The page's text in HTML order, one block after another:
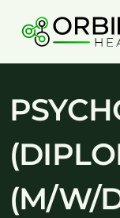
content
(M/W/